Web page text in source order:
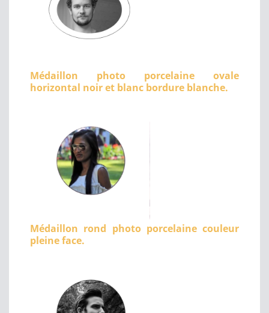
Médaillon photo porcelaine ovale
horizontal noir et blanc bordure blanche.
Médaillon rond photo porcelaine couleur
pleine face.